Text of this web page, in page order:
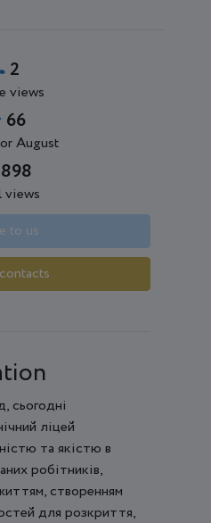
2
views
66
August
898
views
to us
сьогодні
ліцей
та якістю в
робітників,
створенням
для розкриття,